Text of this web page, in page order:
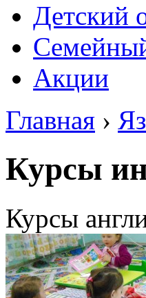
Детский
Акции
Главная ›
Курсы
Курсы